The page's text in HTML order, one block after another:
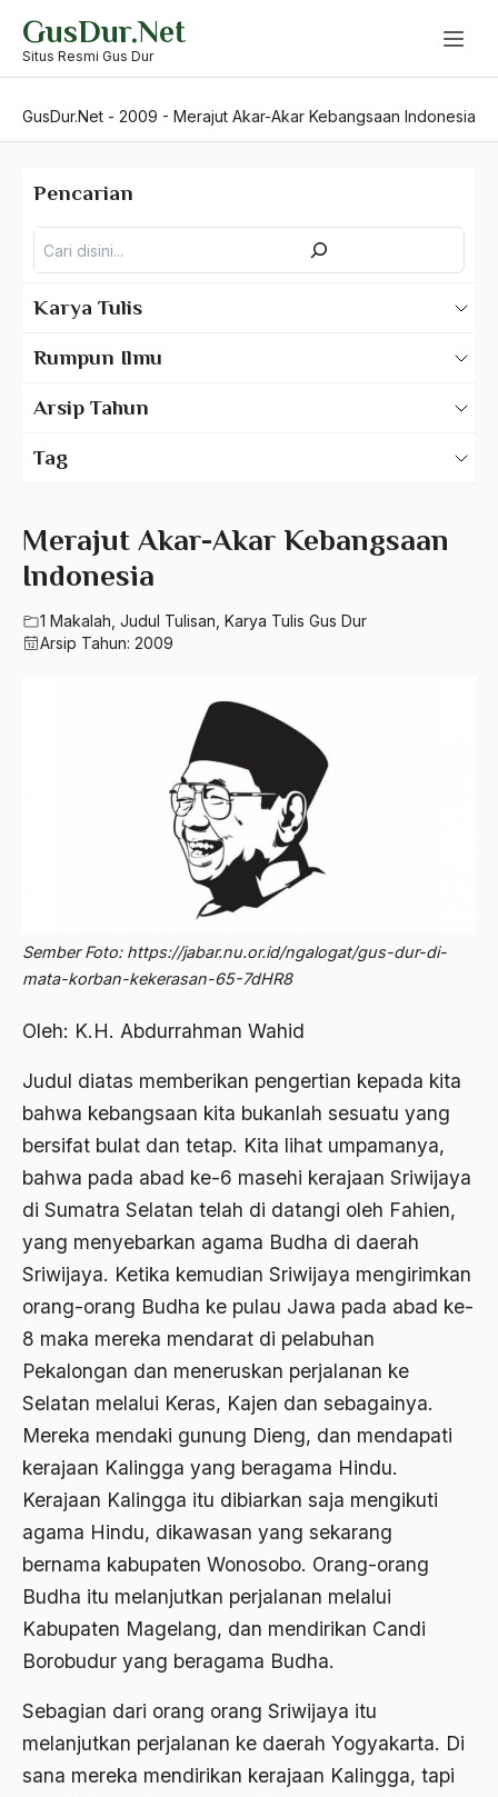
content
GusDur.Net
Situs Resmi Gus Dur
GusDur.Net - 2009 - Merajut Akar-Akar Kebangsaan Indonesia
Merajut Akar-Akar Kebangsaan
Indonesia
1 Makalah Judul Tulisan Karya Tulis Gus Dur
Arsip Tahun: 2009
Sember Foto: https://jabar.nu.or.id/ngalogat/gus-dur-di-
mata-korban-kekerasan-65-7dHR8
Oleh: K.H. Abdurrahman Wahid
Judul diatas memberikan pengertian kepada kita
bahwa kebangsaan kita bukanlah sesuatu yang
bersifat bulat dan tetap. Kita lihat umpamanya,
bahwa pada abad ke-6 masehi kerajaan Sriwijaya
di Sumatra Selatan telah di datangi oleh Fahien,
yang menyebarkan agama Budha di daerah
Sriwijaya. Ketika kemudian Sriwijaya mengirimkan
orang-orang Budha ke pulau Jawa pada abad ke-
8 maka mereka mendarat di pelabuhan
Pekalongan dan meneruskan perjalanan ke
Selatan melalui Keras, Kajen dan sebagainya.
Mereka mendaki gunung Dieng, dan mendapati
kerajaan Kalingga yang beragama Hindu.
Kerajaan Kalingga itu dibiarkan saja mengikuti
agama Hindu, dikawasan yang sekarang
bernama kabupaten Wonosobo. Orang-orang
Budha itu melanjutkan perjalanan melalui
Kabupaten Magelang, dan mendirikan Candi
Borobudur yang beragama Budha.
Sebagian dari orang orang Sriwijaya itu
melanjutkan perjalanan ke daerah Yogyakarta. Di
sana mereka mendirikan kerajaan Kalingga, tapi
Pencarian
Karya Tulis
Rumpun Ilmu
630 – Agama Dan Filsafat
710 – Ilmu Pendidikan
Arsip Tahun
2023
2022
2021
2020
2013
2011
2010
2009
2007
2006
2005
2004
2003
2002
2001
2000
1999
1998
1997
1996
1995
1994
Tag
A. Mukti Ali
A. Mustofa Bisri
A. Yani
Abd. Moqsith Ghazali
abdul wahid hasyim
Abdullah Badawi
Abdullah Sungkar
Abdullah Syafi'i
Abdurrahman Addakhil
abdurrahman wahid
Aboulhasan Bani Sadr
abri
Abu AMrin Ibnu Alla'
Abu Bakar Ba’asyir
Abu Hanifah
Abu Sangkan
Abu Zayd
Ad-daulah